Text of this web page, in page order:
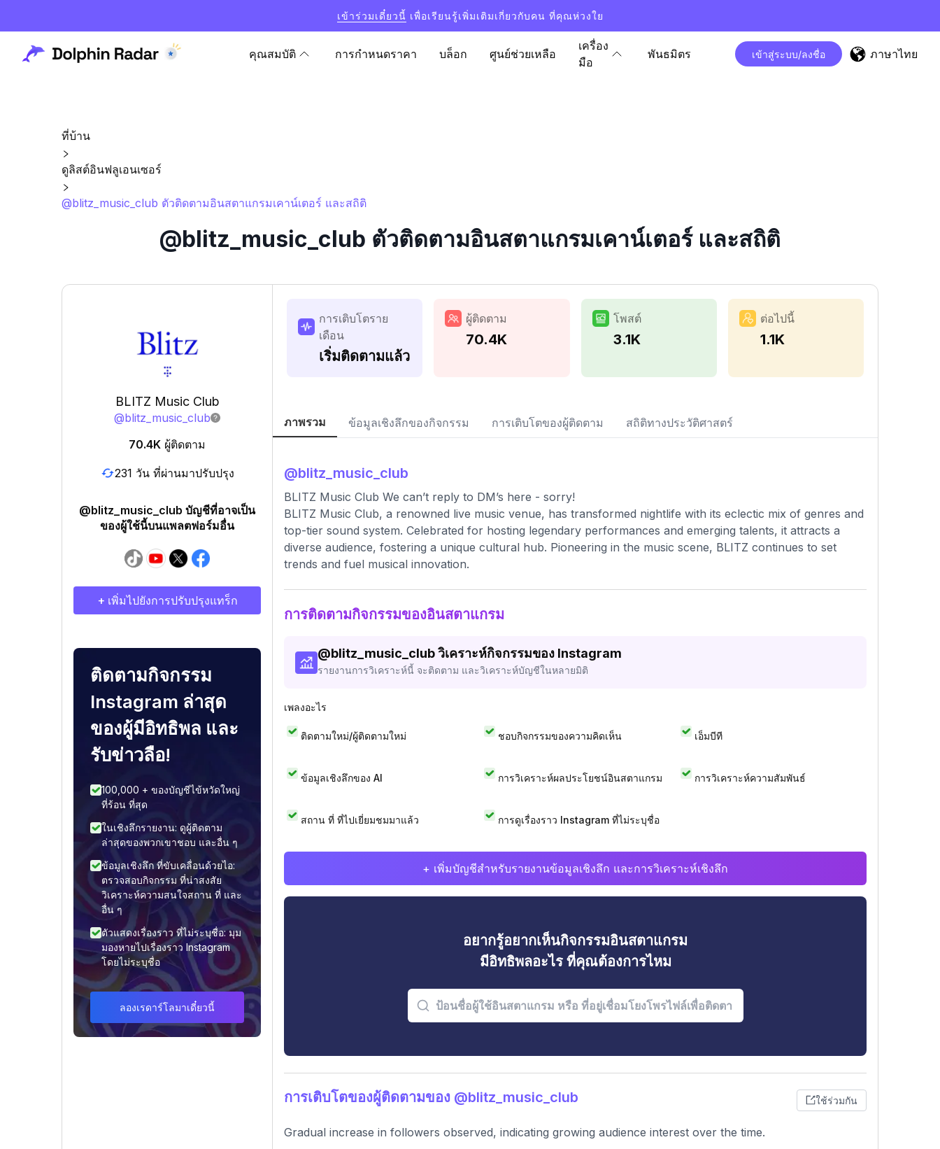
เข้าร่วมเดี๋ยวนี้ เพื่อเรียนรู้เพิ่มเติมเกี่ยวกับคน ที่คุณห่วงใย
คุณสมบัติ การกำหนดราคา บล็อก ศูนย์ช่วยเหลือ
เครื่อง
มือ
พันธมิตร เข้าสู่ระบบ/ลงชื่อ ภาษาไทย
ที่บ้าน
ดูลิสต์อินฟลูเอนเซอร์
@blitz_music_club ตัวติดตามอินสตาแกรมเคาน์เตอร์ และสถิติ
@blitz_music_club ตัวติดตามอินสตาแกรมเคาน์เตอร์ และสถิติ
BLITZ Music Club
@blitz_music_club
70.4K ผู้ติดตาม
231 วัน ที่ผ่านมาปรับปรุง
@blitz_music_club บัญชีที่อาจเป็น
ของผู้ใช้นี้บนแพลตฟอร์มอื่น
+ เพิ่มไปยังการปรับปรุงแทร็ก
ติดตามกิจกรรม
Instagram ล่าสุด
ของผู้มีอิทธิพล และ
รับข่าวลือ!
100,000 + ของบัญชีไข้หวัดใหญ่
ที่ร้อน ที่สุด
ในเชิงลึกรายงาน: ดูผู้ติดตาม
ล่าสุดของพวกเขาชอบ และอื่น ๆ
ข้อมูลเชิงลึก ที่ขับเคลื่อนด้วยไอ:
ตรวจสอบกิจกรรม ที่น่าสงสัย
วิเคราะห์ความสนใจสถาน ที่ และ
อื่น ๆ
ตัวแสดงเรื่องราว ที่ไม่ระบุชื่อ: มุม
มองหายไปเรื่องราว Instagram
โดยไม่ระบุชื่อ
ลองเรดาร์โลมาเดี๋ยวนี้
การเติบโตราย
เดือน
เริ่มติดตามแล้ว
ผู้ติดตาม
70.4K
โพสต์
3.1K
ต่อไปนี้
1.1K
ภาพรวม ข้อมูลเชิงลึกของกิจกรรม การเติบโตของผู้ติดตาม สถิติทางประวัติศาสตร์
@blitz_music_club
BLITZ Music Club We can’t reply to DM’s here - sorry!
BLITZ Music Club, a renowned live music venue, has transformed nightlife with its eclectic mix of genres and
top-tier sound system. Celebrated for hosting legendary performances and emerging talents, it attracts a
diverse audience, fostering a unique cultural hub. Pioneering in the music scene, BLITZ continues to set
trends and fuel musical innovation.
การติดตามกิจกรรมของอินสตาแกรม
@blitz_music_clubวิเคราะห์กิจกรรมของ Instagram
รายงานการวิเคราะห์นี้ จะติดตาม และวิเคราะห์บัญชีในหลายมิติ
เพลงอะไร
ติดตามใหม่/ผู้ติดตามใหม่ ชอบกิจกรรมของความคิดเห็น เอ็มบีที
ข้อมูลเชิงลึกของ AI การวิเคราะห์ผลประโยชน์อินสตาแกรม การวิเคราะห์ความสัมพันธ์
สถาน ที่ ที่ไปเยี่ยมชมมาแล้ว การดูเรื่องราว Instagram ที่ไม่ระบุชื่อ
+ เพิ่มบัญชีสำหรับรายงานข้อมูลเชิงลึก และการวิเคราะห์เชิงลึก
อยากรู้อยากเห็นกิจกรรมอินสตาแกรม
มีอิทธิพลอะไร ที่คุณต้องการไหม
การเติบโตของผู้ติดตามของ @blitz_music_club ใช้ร่วมกัน
Gradual increase in followers observed, indicating growing audience interest over the time.